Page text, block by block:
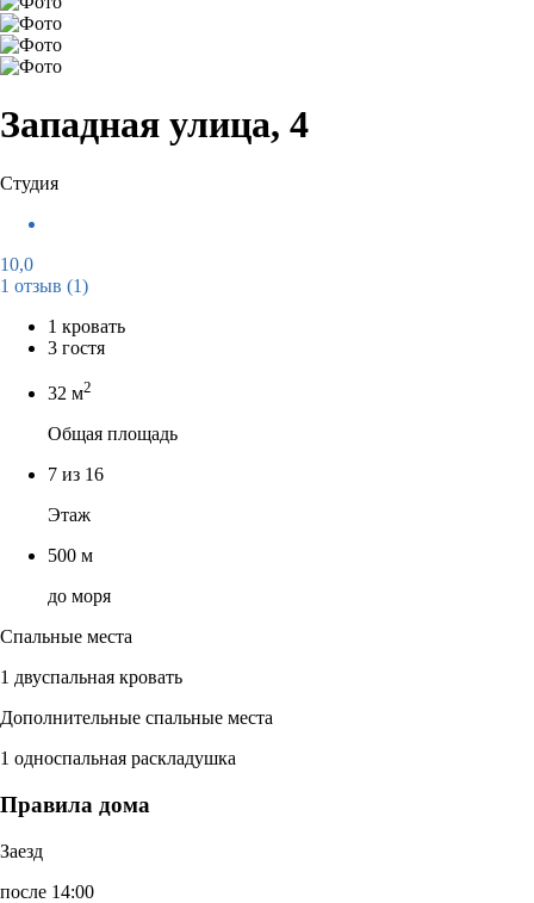
Западная улица, 4
Студия
10,0
1 отзыв (1)
1 кровать
3 гостя
32 м2
Общая площадь
7 из 16
Этаж
500 м
до моря
Спальные места
1 двуспальная кровать
Дополнительные спальные места
1 односпальная раскладушка
Правила дома
Заезд
после 14:00